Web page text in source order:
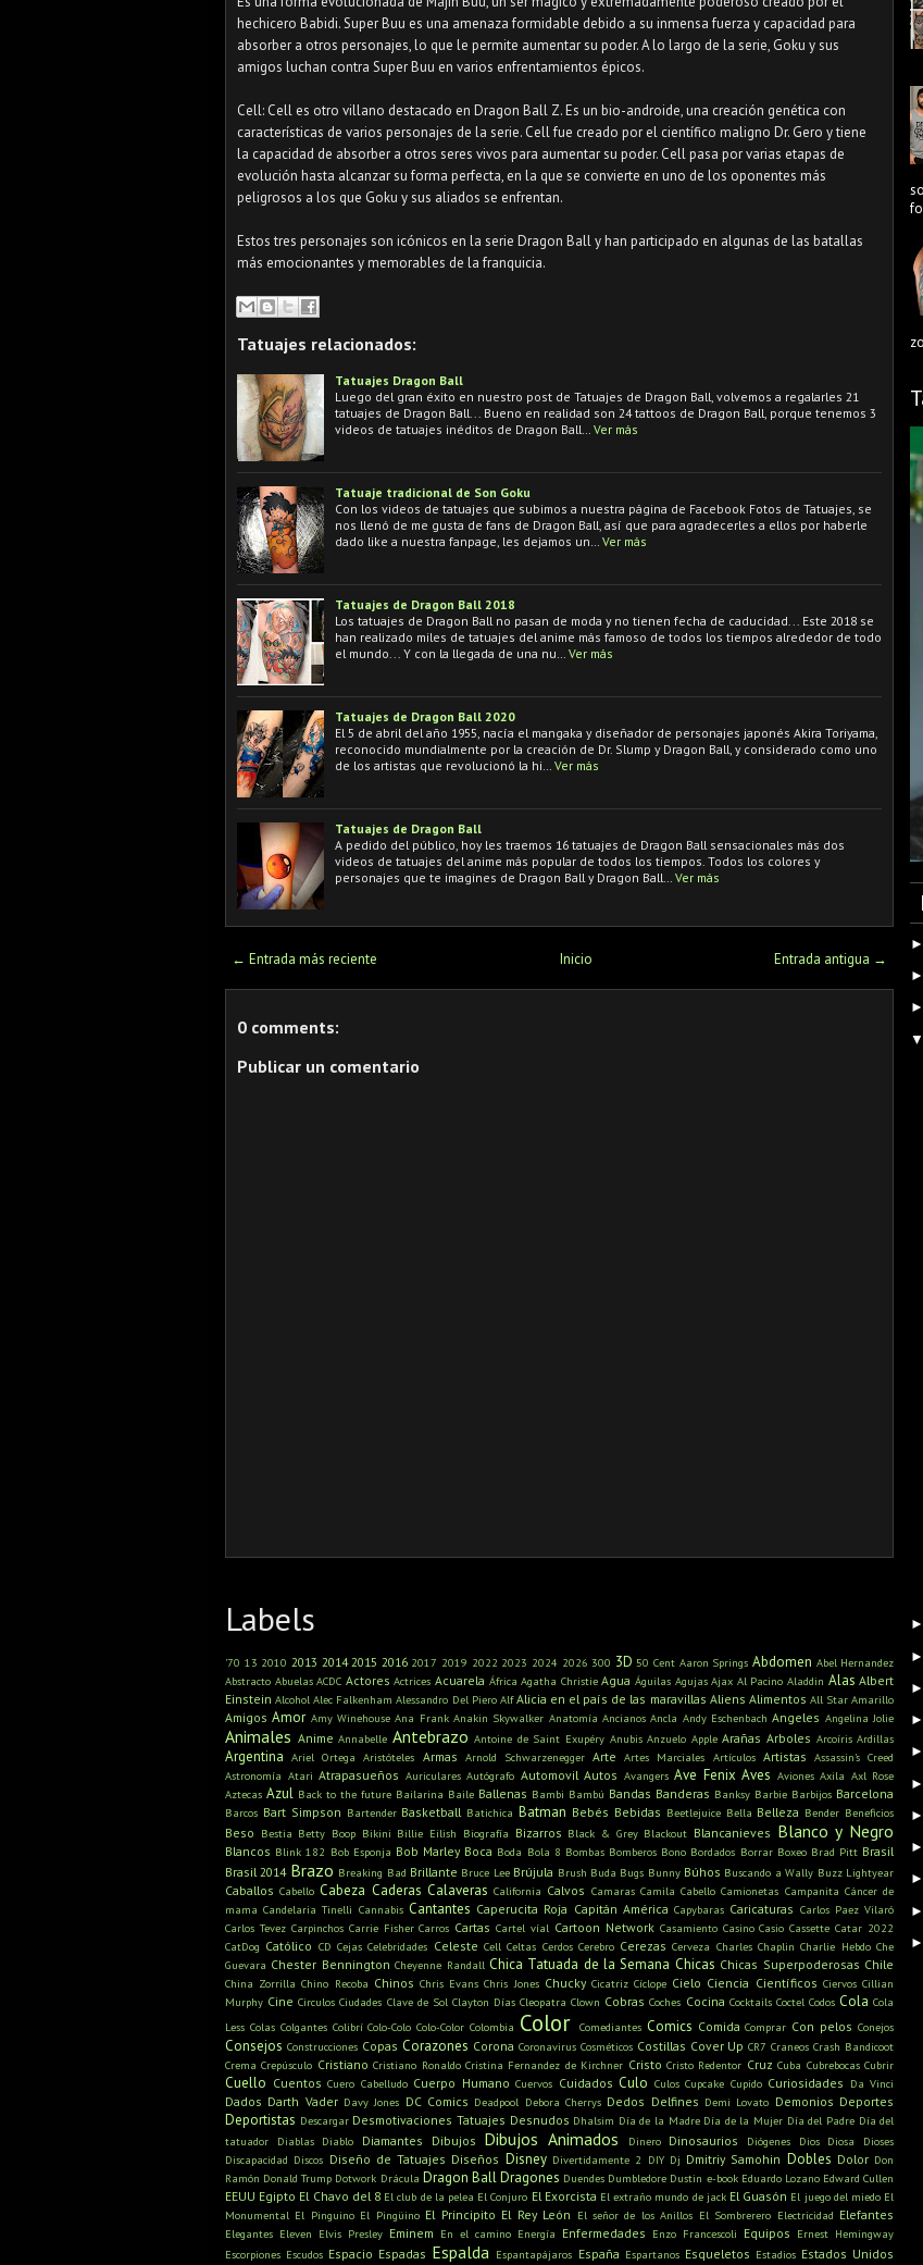
hechicero Babidi. Super Buu es una amenaza formidable debido a su inmensa fuerza y capacidad para
absorber a otros personajes, lo que le permite aumentar su poder. A lo largo de la serie, Goku y sus
amigos luchan contra Super Buu en varios enfrentamientos épicos.
Cell: Cell es otro villano destacado en Dragon Ball Z. Es un bio-androide, una creación genética con
características de varios personajes de la serie. Cell fue creado por el científico maligno Dr. Gero y tiene
la capacidad de absorber a otros seres vivos para aumentar su poder. Cell pasa por varias etapas de
evolución hasta alcanzar su forma perfecta, en la que se convierte en uno de los oponentes más
peligrosos a los que Goku y sus aliados se enfrentan.
Estos tres personajes son icónicos en la serie Dragon Ball y han participado en algunas de las batallas
más emocionantes y memorables de la franquicia.
Tatuajes relacionados:
Tatuajes Dragon Ball
Luego del gran éxito en nuestro post de Tatuajes de Dragon Ball, volvemos a regalarles 21
tatuajes de Dragon Ball... Bueno en realidad son 24 tattoos de Dragon Ball, porque tenemos 3
videos de tatuajes inéditos de Dragon Ball…
Ver más
Tatuaje tradicional de Son Goku
Con los videos de tatuajes que subimos a nuestra página de Facebook Fotos de Tatuajes, se
nos llenó de me gusta de fans de Dragon Ball, así que para agradecerles a ellos por haberle
dado like a nuestra fanpage, les dejamos un…
Ver más
Tatuajes de Dragon Ball 2018
Los tatuajes de Dragon Ball no pasan de moda y no tienen fecha de caducidad... Este 2018 se
han realizado miles de tatuajes del anime más famoso de todos los tiempos alrededor de todo
el mundo... Y con la llegada de una nu…
Ver más
Tatuajes de Dragon Ball 2020
El 5 de abril del año 1955, nacía el mangaka y diseñador de personajes japonés Akira Toriyama,
reconocido mundialmente por la creación de Dr. Slump y Dragon Ball, y considerado como uno
de los artistas que revolucionó la hi…
Ver más
Tatuajes de Dragon Ball
A pedido del público, hoy les traemos 16 tatuajes de Dragon Ball sensacionales más dos
videos de tatuajes del anime más popular de todos los tiempos. Todos los colores y
personajes que te imagines de Dragon Ball y Dragon Ball…
Ver más
← Entrada más reciente Entrada antigua →
Inicio
0 comments:
Publicar un comentario
Labels
'70 13 2010 2013 2014 2015 2016 2017 2019 2022 2023 2024 2026 300 3D 50 Cent Aaron Springs Abdomen Abel Hernandez
Abstracto Abuelas ACDC Actores Actrices Acuarela África Agatha Christie Agua Águilas Agujas Ajax Al Pacino Aladdin Alas Albert
Einstein Alcohol Alec Falkenham Alessandro Del Piero Alf Alicia en el país de las maravillas Aliens Alimentos All Star Amarillo
Amigos Amor Amy Winehouse Ana Frank Anakin Skywalker Anatomía Ancianos Ancla Andy Eschenbach Angeles Angelina Jolie
Animales Anime Annabelle Antebrazo Antoine de Saint Exupéry Anubis Anzuelo Apple Arañas Arboles Arcoíris Ardillas
Argentina Ariel Ortega Aristóteles Armas Arnold Schwarzenegger Arte Artes Marciales Artículos Artistas Assassin's Creed
Astronomía Atari Atrapasueños Auriculares Autógrafo Automovil Autos Avangers Ave Fenix Aves Aviones Axila Axl Rose
Aztecas Azul Back to the future Bailarina Baile Ballenas Bambi Bambú Bandas Banderas Banksy Barbie Barbijos Barcelona
Barcos Bart Simpson Bartender Basketball Batichica Batman Bebés Bebidas Beetlejuice Bella Belleza Bender Beneficios
Beso Bestia Betty Boop Bikini Billie Eilish Biografía Bizarros Black & Grey Blackout Blancanieves Blanco y Negro
Blancos Blink 182 Bob Esponja Bob Marley Boca Boda Bola 8 Bombas Bomberos Bono Bordados Borrar Boxeo Brad Pitt Brasil
Brasil 2014 Brazo Breaking Bad Brillante Bruce Lee Brújula Brush Buda Bugs Bunny Búhos Buscando a Wally Buzz Lightyear
Caballos Cabello Cabeza Caderas Calaveras California Calvos Camaras Camila Cabello Camionetas Campanita Cáncer de
mama Candelaria Tinelli Cannabis Cantantes Caperucita Roja Capitán América Capybaras Caricaturas Carlos Paez Vilaró
Carlos Tevez Carpinchos Carrie Fisher Carros Cartas Cartel víal Cartoon Network Casamiento Casino Casio Cassette Catar 2022
CatDog Católico CD Cejas Celebridades Celeste Cell Celtas Cerdos Cerebro Cerezas Cerveza Charles Chaplin Charlie Hebdo Che
Guevara Chester Bennington Cheyenne Randall Chica Tatuada de la Semana Chicas Chicas Superpoderosas Chile
China Zorrilla Chino Recoba Chinos Chris Evans Chris Jones Chucky Cicatriz Cíclope Cielo Ciencia Científicos Ciervos Cillian
Murphy Cine Circulos Ciudades Clave de Sol Clayton Días Cleopatra Clown Cobras Coches Cocina Cocktails Coctel Codos Cola Cola
Less Colas Colgantes Colibrí Colo-Colo Colo-Color Colombia Color Comediantes Comics Comida Comprar Con pelos Conejos
Consejos Construcciones Copas Corazones Corona Coronavirus Cosméticos Costillas Cover Up CR7 Craneos Crash Bandicoot
Crema Crepúsculo Cristiano Cristiano Ronaldo Cristina Fernandez de Kirchner Cristo Cristo Redentor Cruz Cuba Cubrebocas Cubrir
Cuello Cuentos Cuero Cabelludo Cuerpo Humano Cuervos Cuidados Culo Culos Cupcake Cupido Curiosidades Da Vinci
Dados Darth Vader Davy Jones DC Comics Deadpool Debora Cherrys Dedos Delfines Demi Lovato Demonios Deportes
Deportistas Descargar Desmotivaciones Tatuajes Desnudos Dhalsim Día de la Madre Día de la Mujer Día del Padre Día del
tatuador
Diablas Diablo Diamantes Dibujos Dibujos Animados Dinero Dinosaurios Diógenes Dios Diosa
Dioses
Discapacidad Discos Diseño de Tatuajes Diseños Disney Divertidamente 2 DIY Dj Dmitriy Samohin Dobles Dolor Don
Ramón Donald Trump Dotwork Drácula Dragon BallDragones Duendes Dumbledore Dustin e-book Eduardo Lozano Edward Cullen
EEUU Egipto El Chavo del 8 El club de la pelea El Conjuro El Exorcista El extraño mundo de jack El Guasón El juego del miedo El
Monumental El Pinguino El Pingüino El Principito El Rey León El señor de los Anillos El Sombrerero Electricidad Elefantes
Elegantes Eleven Elvis Presley Eminem En el camino Energía Enfermedades Enzo Francescoli Equipos Ernest Hemingway
Escorpiones Escudos Espacio Espadas Espalda Espantapájaros España Espartanos Esqueletos Estadios Estados Unidos
▼